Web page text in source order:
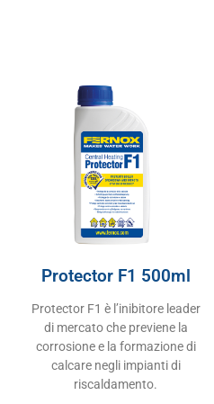
Protector F1 500ml
Protector F1 è l’inibitore leader
di mercato che previene la
corrosione e la formazione di
calcare negli impianti di
riscaldamento.